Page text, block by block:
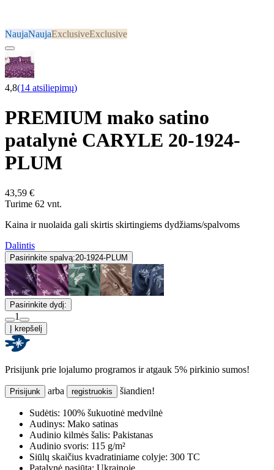
NaujaNaujaExclusiveExclusive
4,8(14 atsiliepimų)
PREMIUM mako satino
patalynė CARYLE 20-1924-
PLUM
43,59 €
Turime 62 vnt.
Kaina ir nuolaida gali skirtis skirtingiems dydžiams/spalvoms
Dalintis
Pasirinkite spalvą:20-1924-PLUM
Pasirinkite dydį:
1
Į krepšelį
Prisijunk prie lojalumo programos ir atgauk 5% pirkinio sumos!
Prisijunk arba registruokis šiandien!
Sudėtis: 100% šukuotinė medvilnė
Audinys: Mako satinas
Audinio kilmės šalis: Pakistanas
Audinio svoris: 115 g/m²
Siūlų skaičius kvadratiniame colyje: 300 TC
Patalynė pasiūta: Ukrainoje